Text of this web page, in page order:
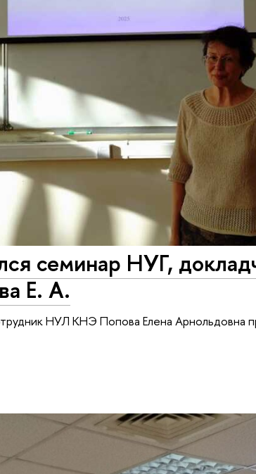
семинар НУГ,
Е. А.
НУЛ КНЭ Попова Елена Арнольдовна